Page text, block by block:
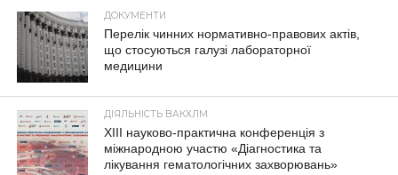
ДОКУМЕНТИ
Перелік чинних нормативно-правових актів,
що стосуються галузі лабораторної
медицини
ДІЯЛЬНІСТЬ ВАКХЛМ
XIII науково-практична конференція з
міжнародною участю «Діагностика та
лікування гематологічних захворювань»